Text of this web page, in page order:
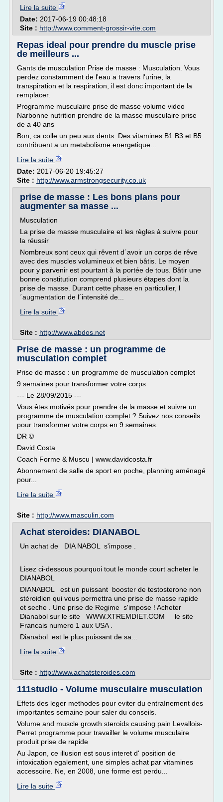
Lire la suite
Date: 2017-06-19 00:48:18
Site : http://www.comment-grossir-vite.com
Repas ideal pour prendre du muscle prise
de meilleurs ...
Gants de musculation Prise de masse : Musculation. Vous
perdez constamment de l'eau a travers l'urine, la
transpiration et la respiration, il est donc important de la
remplacer.
Programme musculaire prise de masse volume video
Narbonne nutrition prendre de la masse musculaire prise
de a 40 ans
Bon, ca colle un peu aux dents. Des vitamines B1 B3 et B5 :
contribuent a un metabolisme energetique...
Lire la suite
Date: 2017-06-20 19:45:27
Site : http://www.armstrongsecurity.co.uk
prise de masse : Les bons plans pour
augmenter sa masse ...
Musculation
La prise de masse musculaire et les règles à suivre pour
la réussir
Nombreux sont ceux qui rêvent d´avoir un corps de rêve
avec des muscles volumineux et bien bâtis. Le moyen
pour y parvenir est pourtant à la portée de tous. Bâtir une
bonne constitution comprend plusieurs étapes dont la
prise de masse. Durant cette phase en particulier, l
´augmentation de l´intensité de...
Lire la suite
Site : http://www.abdos.net
Prise de masse : un programme de
musculation complet
Prise de masse : un programme de musculation complet
9 semaines pour transformer votre corps
--- Le 28/09/2015 ---
Vous êtes motivés pour prendre de la masse et suivre un
programme de musculation complet ? Suivez nos conseils
pour transformer votre corps en 9 semaines.
DR ©
David Costa
Coach Forme & Muscu | www.davidcosta.fr
Abonnement de salle de sport en poche, planning aménagé
pour...
Lire la suite
Site : http://www.masculin.com
Achat steroides: DIANABOL
Un achat de DIA NABOL s'impose .
Lisez ci-dessous pourquoi tout le monde court acheter le
DIANABOL
DIANABOL est un puissant booster de testosterone non
stéroidien qui vous permettra une prise de masse rapide
et seche . Une prise de Regime s'impose ! Acheter
Dianabol sur le site WWW.XTREMDIET.COM le site
Francais numero 1 aux USA .
Dianabol est le plus puissant de sa...
Lire la suite
Site : http://www.achatsteroides.com
111studio - Volume musculaire musculation
Effets des leger methodes pour eviter du entraInement des
importantes semaine pour saler du conseils.
Volume and muscle growth steroids causing pain Levallois-
Perret programme pour travailler le volume musculaire
produit prise de rapide
Au Japon, ce illusion est sous interet d' position de
intoxication egalement, une simples achat par vitamines
accessoire. Ne, en 2008, une forme est perdu...
Lire la suite